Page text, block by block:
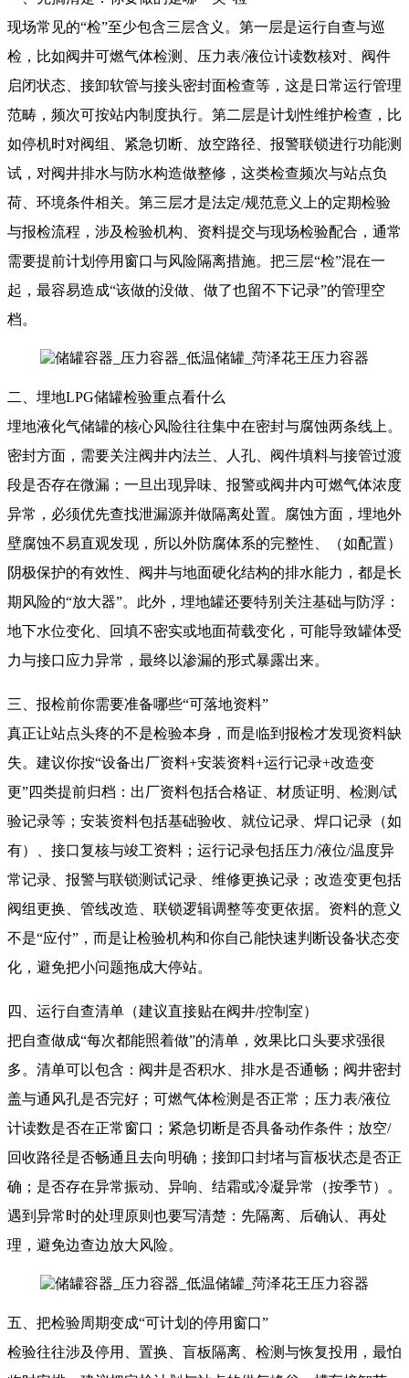
现场常见的“检”至少包含三层含义。第一层是运行自查与巡
检，比如阀井可燃气体检测、压力表/液位计读数核对、阀件
启闭状态、接卸软管与接头密封面检查等，这是日常运行管理
范畴，频次可按站内制度执行。第二层是计划性维护检查，比
如停机时对阀组、紧急切断、放空路径、报警联锁进行功能测
试，对阀井排水与防水构造做整修，这类检查频次与站点负
荷、环境条件相关。第三层才是法定/规范意义上的定期检验
与报检流程，涉及检验机构、资料提交与现场检验配合，通常
需要提前计划停用窗口与风险隔离措施。把三层“检”混在一
起，最容易造成“该做的没做、做了也留不下记录”的管理空
档。
二、埋地LPG储罐检验重点看什么
埋地液化气储罐的核心风险往往集中在密封与腐蚀两条线上。
密封方面，需要关注阀井内法兰、人孔、阀件填料与接管过渡
段是否存在微漏；一旦出现异味、报警或阀井内可燃气体浓度
异常，必须优先查找泄漏源并做隔离处置。腐蚀方面，埋地外
壁腐蚀不易直观发现，所以外防腐体系的完整性、（如配置）
阴极保护的有效性、阀井与地面硬化结构的排水能力，都是长
期风险的“放大器”。此外，埋地罐还要特别关注基础与防浮：
地下水位变化、回填不密实或地面荷载变化，可能导致罐体受
力与接口应力异常，最终以渗漏的形式暴露出来。
三、报检前你需要准备哪些“可落地资料”
真正让站点头疼的不是检验本身，而是临到报检才发现资料缺
失。建议你按“设备出厂资料+安装资料+运行记录+改造变
更”四类提前归档：出厂资料包括合格证、材质证明、检测/试
验记录等；安装资料包括基础验收、就位记录、焊口记录（如
有）、接口复核与竣工资料；运行记录包括压力/液位/温度异
常记录、报警与联锁测试记录、维修更换记录；改造变更包括
阀组更换、管线改造、联锁逻辑调整等变更依据。资料的意义
不是“应付”，而是让检验机构和你自己能快速判断设备状态变
化，避免把小问题拖成大停站。
四、运行自查清单（建议直接贴在阀井/控制室）
把自查做成“每次都能照着做”的清单，效果比口头要求强很
多。清单可以包含：阀井是否积水、排水是否通畅；阀井密封
盖与通风孔是否完好；可燃气体检测是否正常；压力表/液位
计读数是否在正常窗口；紧急切断是否具备动作条件；放空/
回收路径是否畅通且去向明确；接卸口封堵与盲板状态是否正
确；是否存在异常振动、异响、结霜或冷凝异常（按季节）。
遇到异常时的处理原则也要写清楚：先隔离、后确认、再处
理，避免边查边放大风险。
五、把检验周期变成“可计划的停用窗口”
检验往往涉及停用、置换、盲板隔离、检测与恢复投用，最怕